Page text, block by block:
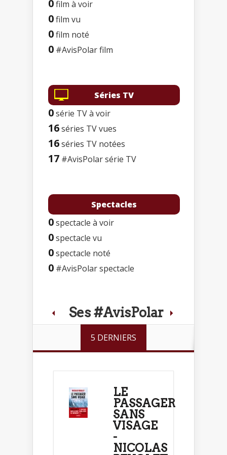
0film à voir
0film vu
0film noté
0 #AvisPolar film
Séries TV
0série TV à voir
16séries TV vues
16séries TV notées
17 #AvisPolar série TV
Spectacles
0spectacle à voir
0spectacle vu
0spectacle noté
0 #AvisPolar spectacle
Ses #AvisPolar
5 DERNIERS
LE
PASSAGER
SANS
VISAGE
-
NICOLAS